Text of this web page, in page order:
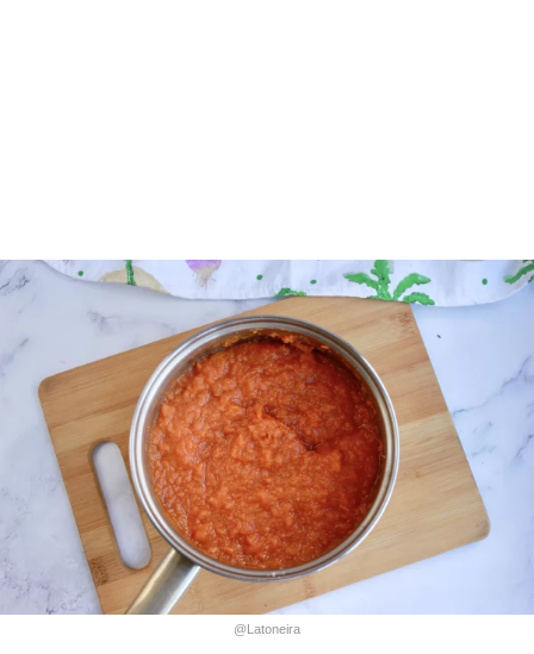
@Latoneira